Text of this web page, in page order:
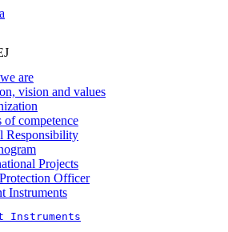
are
vision and values
of competence
Responsibility
Projects
Officer
Instruments
Instruments